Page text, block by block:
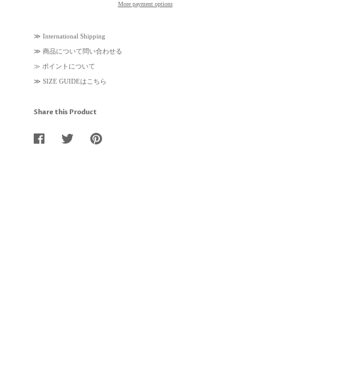
More payment options
≫ International Shipping
≫ 商品について問い合わせる
≫ ポイントについて
≫ SIZE GUIDEはこちら
Share this Product